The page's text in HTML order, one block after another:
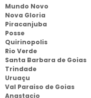
Mundo Novo
Nova Gloria
Piracanjuba
Posse
Quirinopolis
Rio Verde
Santa Barbara de Goias
Trindade
Uruaçu
Val Paraiso de Goias
Anastacio